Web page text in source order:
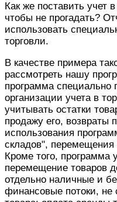
Как же поставить учет
чтобы не прогадать?
использовать
торговли.
В качестве примера
рассмотреть нашу
программа специально
организации учета в
учитывать остатки
продажу его, возвраты
использования
складов", перемещения
Кроме того, программа
перемещение товаров
отдельно наличные и
финансовые потоки,